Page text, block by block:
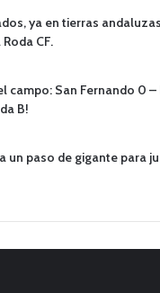
ya en tierras
CF.
campo: San Fernando 0 –
B!
un paso de gigante para